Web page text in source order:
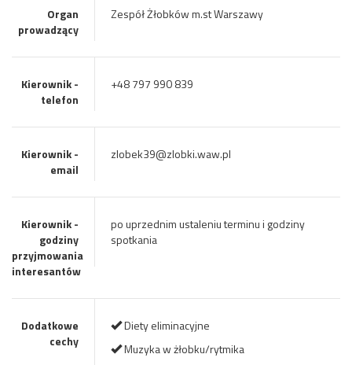
Organ
prowadzący
Zespół Żłobków m.st Warszawy
Kierownik -
telefon
+48 797 990 839
Kierownik -
email
zlobek39@zlobki.waw.pl
Kierownik -
godziny
przyjmowania
interesantów
po uprzednim ustaleniu terminu i godziny
spotkania
Dodatkowe
cechy
Diety eliminacyjne
Muzyka w żłobku/rytmika